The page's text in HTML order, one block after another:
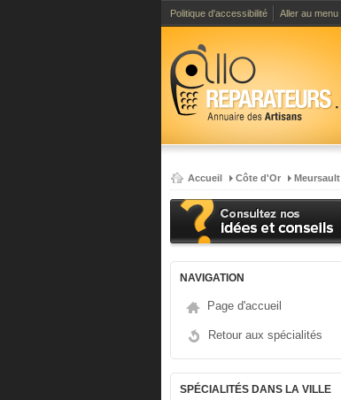
Politique d'accessibilité Aller au menu
Accueil Côte d'Or Meursault
NAVIGATION
Page d'accueil
Retour aux spécialités
SPÉCIALITÉS DANS LA VILLE